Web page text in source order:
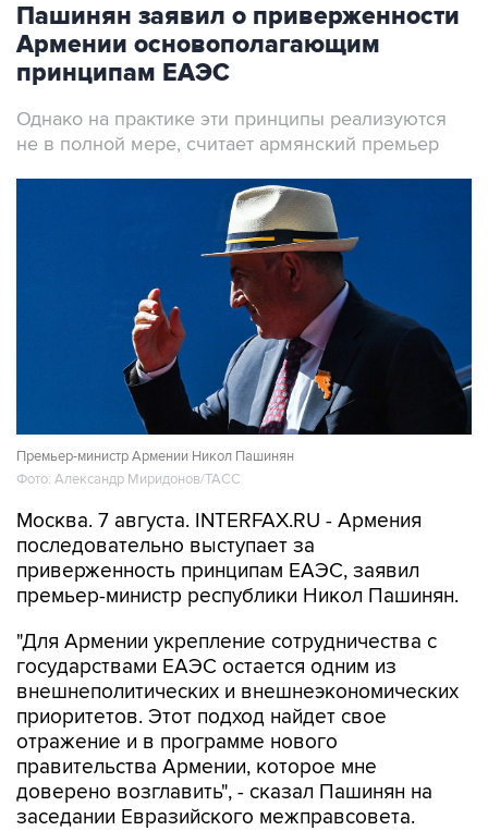
Пашинян заявил о приверженности
Армении основополагающим
принципам ЕАЭС
Однако на практике эти принципы реализуются
не в полной мере, считает армянский премьер
Премьер-министр Армении Никол Пашинян
Фото: Александр Миридонов/ТАСС
Москва. 7 августа. INTERFAX.RU - Армения
последовательно выступает за
приверженность принципам ЕАЭС, заявил
премьер-министр республики Никол Пашинян.
"Для Армении укрепление сотрудничества с
государствами ЕАЭС остается одним из
внешнеполитических и внешнеэкономических
приоритетов. Этот подход найдет свое
отражение и в программе нового
правительства Армении, которое мне
доверено возглавить", - сказал Пашинян на
заседании Евразийского межправсовета.